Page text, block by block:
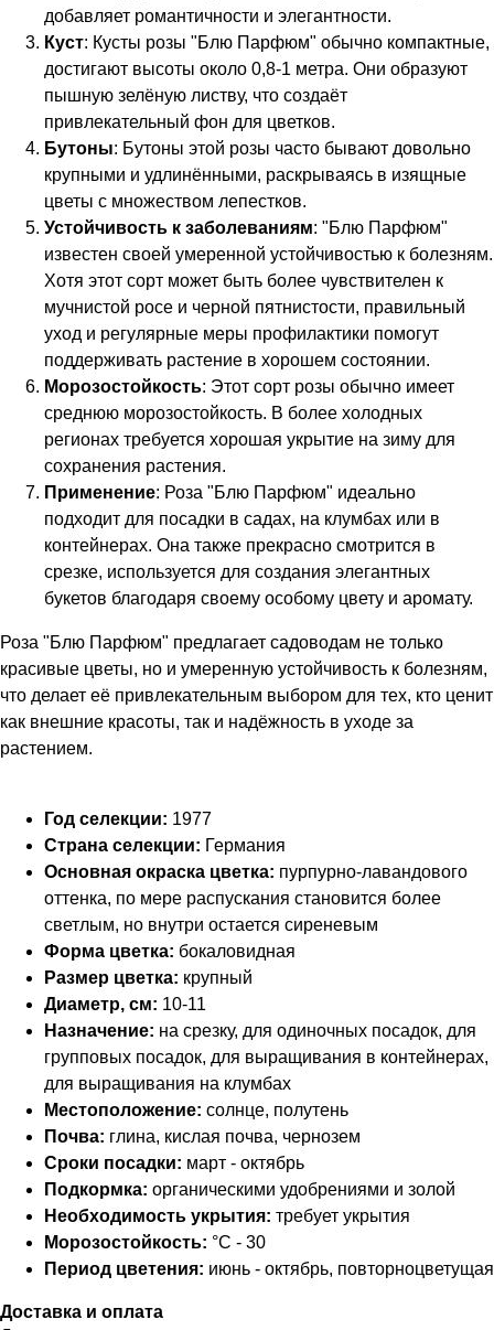
добавляет романтичности и элегантности.
Куст: Кусты розы "Блю Парфюм" обычно компактные,
достигают высоты около 0,8-1 метра. Они образуют
пышную зелёную листву, что создаёт
привлекательный фон для цветков.
Бутоны: Бутоны этой розы часто бывают довольно
крупными и удлинёнными, раскрываясь в изящные
цветы с множеством лепестков.
Устойчивость к заболеваниям: "Блю Парфюм"
известен своей умеренной устойчивостью к болезням.
Хотя этот сорт может быть более чувствителен к
мучнистой росе и черной пятнистости, правильный
уход и регулярные меры профилактики помогут
поддерживать растение в хорошем состоянии.
Морозостойкость: Этот сорт розы обычно имеет
среднюю морозостойкость. В более холодных
регионах требуется хорошая укрытие на зиму для
сохранения растения.
Применение: Роза "Блю Парфюм" идеально
подходит для посадки в садах, на клумбах или в
контейнерах. Она также прекрасно смотрится в
срезке, используется для создания элегантных
букетов благодаря своему особому цвету и аромату.
Роза "Блю Парфюм" предлагает садоводам не только
красивые цветы, но и умеренную устойчивость к болезням,
что делает её привлекательным выбором для тех, кто ценит
как внешние красоты, так и надёжность в уходе за
растением.
Год селекции: 1977
Страна селекции: Германия
Основная окраска цветка: пурпурно-лавандового
оттенка, по мере распускания становится более
светлым, но внутри остается сиреневым
Форма цветка: бокаловидная
Размер цветка: крупный
Диаметр, см: 10-11
Назначение: на срезку, для одиночных посадок, для
групповых посадок, для выращивания в контейнерах,
для выращивания на клумбах
Местоположение: солнце, полутень
Почва: глина, кислая почва, чернозем
Сроки посадки: март - октябрь
Подкормка: органическими удобрениями и золой
Необходимость укрытия: требует укрытия
Морозостойкость: °C - 30
Период цветения: июнь - октябрь, повторноцветущая
Доставка и оплата